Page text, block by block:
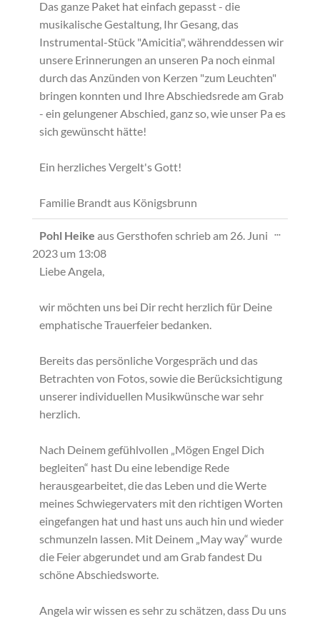
Das ganze Paket hat einfach gepasst - die
musikalische Gestaltung, Ihr Gesang, das
Instrumental-Stück "Amicitia", währenddessen wir
unsere Erinnerungen an unseren Pa noch einmal
durch das Anzünden von Kerzen "zum Leuchten"
bringen konnten und Ihre Abschiedsrede am Grab
- ein gelungener Abschied, ganz so, wie unser Pa es
sich gewünscht hätte!
Ein herzliches Vergelt's Gott!
Familie Brandt aus Königsbrunn
Pohl Heike ausGersthofen schrieb am 26. Juni
2023 um 13:08
Liebe Angela,
wir möchten uns bei Dir recht herzlich für Deine
emphatische Trauerfeier bedanken.
Bereits das persönliche Vorgespräch und das
Betrachten von Fotos, sowie die Berücksichtigung
unserer individuellen Musikwünsche war sehr
herzlich.
Nach Deinem gefühlvollen „Mögen Engel Dich
begleiten“ hast Du eine lebendige Rede
herausgearbeitet, die das Leben und die Werte
meines Schwiegervaters mit den richtigen Worten
eingefangen hat und hast uns auch hin und wieder
schmunzeln lassen. Mit Deinem „May way“ wurde
die Feier abgerundet und am Grab fandest Du
schöne Abschiedsworte.
Angela wir wissen es sehr zu schätzen, dass Du uns
...